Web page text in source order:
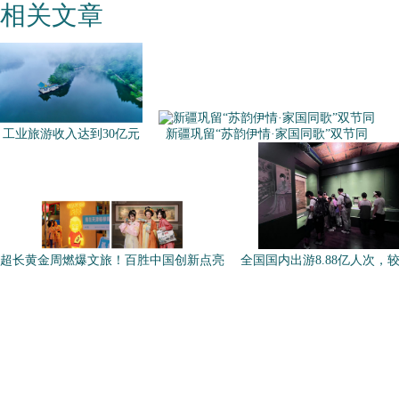
相关文章
工业旅游收入达到30亿元 新疆巩留“苏韵伊情·家国同歌”双节同
超长黄金周燃爆文旅！百胜中国创新点亮 全国国内出游8.88亿人次，